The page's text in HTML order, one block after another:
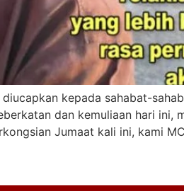
dan kemuliaan hari ini,
Jumaat kali ini, kami